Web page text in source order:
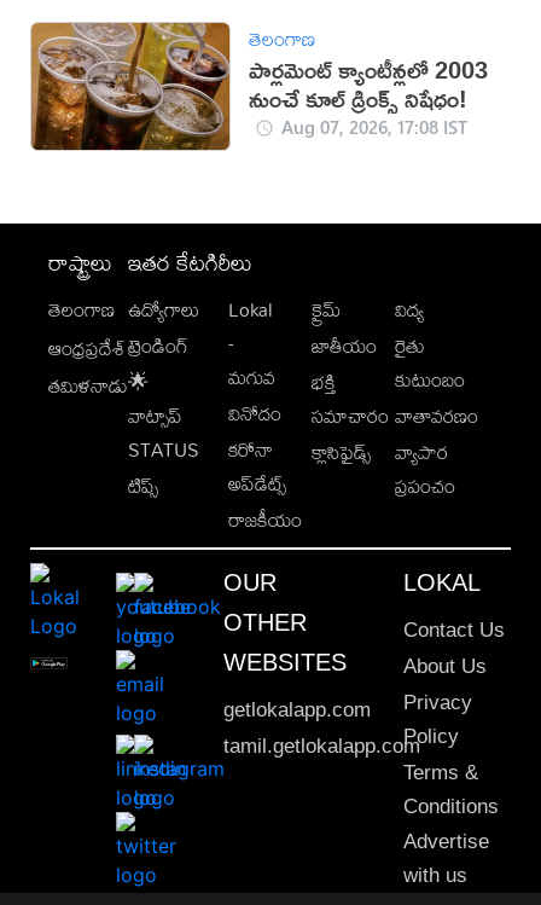
తెలంగాణ
పార్లమెంట్ క్యాంటీన్లలో 2003
నుంచే కూల్ డ్రింక్స్ నిషేధం!
Aug 07, 2026, 17:08 IST
రాష్ట్రాలు
తెలంగాణ
ఆంధ్రప్రదేశ్
తమిళనాడు
ఇతర కేటగిరీలు
ఉద్యోగాలు
ట్రెండింగ్
🌟
వాట్సాప్
STATUS
టిప్స్
Lokal
-
మగువ
వినోదం
కరోనా
అప్‌డేట్స్
రాజకీయం
క్రైమ్
జాతీయం
భక్తి
సమాచారం
క్లాసిఫైడ్స్
విద్య
రైతు
కుటుంబం
వాతావరణం
వ్యాపార
ప్రపంచం
OUR
OTHER
WEBSITES
getlokalapp.com
tamil.getlokalapp.com
LOKAL
Contact Us
About Us
Privacy
Policy
Terms &
Conditions
Advertise
with us